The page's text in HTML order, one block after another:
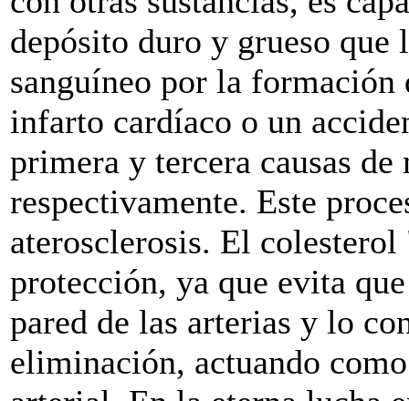
depósito duro y grueso que
sanguíneo por la
infarto cardíaco o un
primera y tercera causas
respectivamente. Este
aterosclerosis. El
protección, ya que evita
pared de las arterias y lo
eliminación, actuando